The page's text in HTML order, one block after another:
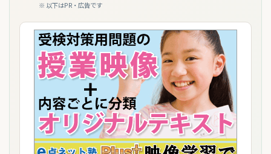
※ 以下はPR・広告です